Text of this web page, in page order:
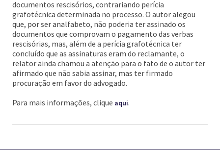
documentos rescisórios, contrariando perícia
grafotécnica determinada no processo. O autor alegou
que, por ser analfabeto, não poderia ter assinado os
documentos que comprovam o pagamento das verbas
rescisórias, mas, além de a perícia grafotécnica ter
concluído que as assinaturas eram do reclamante, o
relator ainda chamou a atenção para o fato de o autor ter
afirmado que não sabia assinar, mas ter firmado
procuração em favor do advogado.
Para mais informações, clique aqui.